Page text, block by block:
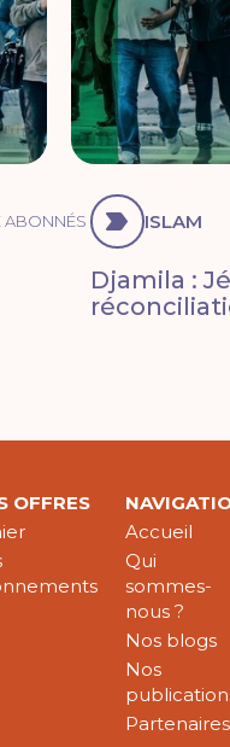
ABONNÉS ISLAM
Djamila :
OFFRES
Accueil
Qui
sommes-
nous ?
Nos blogs
Nos
Partenaires